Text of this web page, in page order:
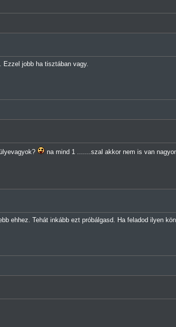
jobb ha tisztában vagy.
na mind 1 .......szal akkor nem is van
ehhez. Tehát inkább ezt próbálgasd. Ha feladod ilyen